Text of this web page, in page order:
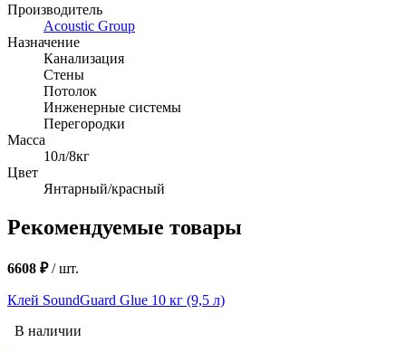
Производитель
Acoustic Group
Назначение
Канализация
Стены
Потолок
Инженерные системы
Перегородки
Масса
10л/8кг
Цвет
Янтарный/красный
Рекомендуемые товары
6608 ₽/шт.
Клей SoundGuard Glue 10 кг (9,5 л)
В наличии